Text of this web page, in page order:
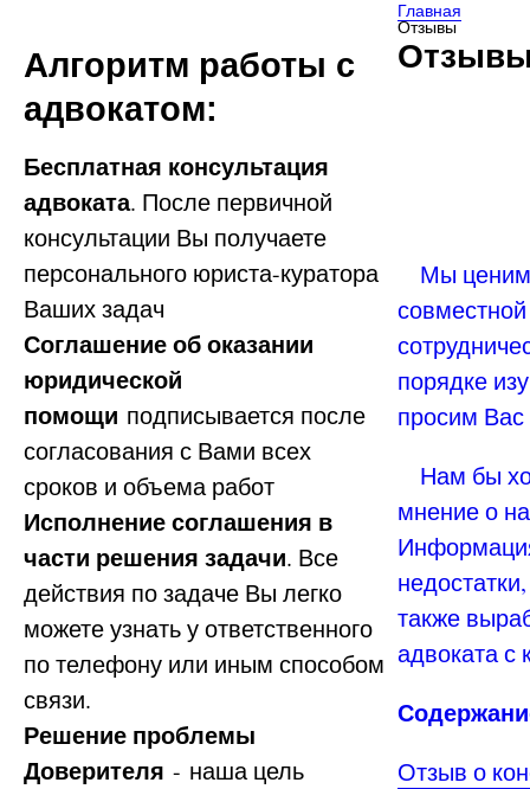
Алгоритм работы с
адвокатом:
Бесплатная консультация
адвоката. После первичной
консультации Вы получаете
персонального юриста-куратора
Ваших задач
Соглашение об оказании
юридической
помощи подписывается после
согласования с Вами всех
сроков и объема работ
Исполнение соглашения в
части решения задачи. Все
действия по задаче Вы легко
можете узнать у ответственного
по телефону или иным способом
связи.
Решение проблемы
Доверителя - наша цель
Главная
Отзывы
Мы ценим
порядке
просим Вас
Нам бы
мнение о
также
адвоката
Отзыв о